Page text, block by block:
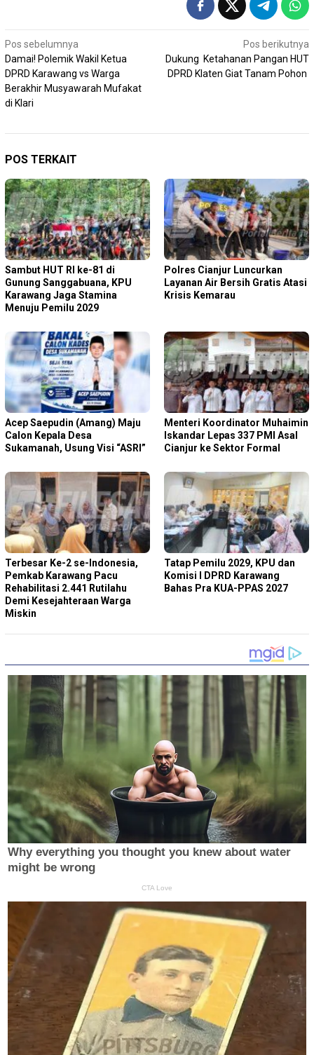
Navigasi
pos
Pos sebelumnya
Damai! Polemik Wakil Ketua
DPRD Karawang vs Warga
Berakhir Musyawarah Mufakat
di Klari
Pos berikutnya
Dukung Ketahanan Pangan HUT
DPRD Klaten Giat Tanam Pohon
POS TERKAIT
Sambut HUT RI ke-81 di
Gunung Sanggabuana, KPU
Karawang Jaga Stamina
Menuju Pemilu 2029
Polres Cianjur Luncurkan
Layanan Air Bersih Gratis Atasi
Krisis Kemarau
Acep Saepudin (Amang) Maju
Calon Kepala Desa
Sukamanah, Usung Visi “ASRI”
Menteri Koordinator Muhaimin
Iskandar Lepas 337 PMI Asal
Cianjur ke Sektor Formal
Terbesar Ke-2 se-Indonesia,
Pemkab Karawang Pacu
Rehabilitasi 2.441 Rutilahu
Demi Kesejahteraan Warga
Miskin
Tatap Pemilu 2029, KPU dan
Komisi I DPRD Karawang
Bahas Pra KUA-PPAS 2027